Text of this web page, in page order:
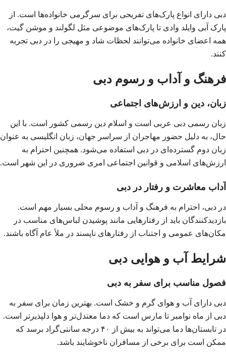
دبی دارای انواع پارک‌های تفریحی برای سرگرمی خانواده‌ها است. از
پارک آبی وایلد وادی تا پارک‌های موضوعی مثل لگولند و موشن گیت،
همه اعضای خانواده می‌توانند لحظات شاد و مهیجی را در دبی تجربه
کنند.
فرهنگ و آداب و رسوم دبی
زبان، دین و ارزش‌های اجتماعی
زبان رسمی دبی عربی است و اسلام دین رسمی کشور است. با این
حال، به دلیل حضور مهاجران از سراسر جهان، زبان انگلیسی به عنوان
زبان دوم گسترده‌ای در دبی استفاده می‌شود. همچنین احترام به
ارزش‌های اسلامی و قوانین اجتماعی امری ضروری در این شهر است.
آداب معاشرت و رفتار در دبی
در دبی، احترام به فرهنگ و آداب و رسوم محلی بسیار مهم است.
بازدیدکنندگان باید از رفتارهایی مانند پوشیدن لباس‌های مناسب در
مکان‌های عمومی و اجتناب از رفتارهای ناپسند در ملأ عام آگاه باشند.
شرایط آب و هوایی دبی
فصول مناسب برای سفر به دبی
دبی دارای آب و هوای گرم و خشک است. بهترین زمان برای سفر به
دبی از ماه نوامبر تا مارس است که دما معتدل‌تر و هوا دلپذیرتر است.
در تابستان‌ها دما می‌تواند به بیش از ۴۰ درجه سانتی‌گراد برسد که
ممکن است برای برخی از مسافران ناخوشایند باشد.